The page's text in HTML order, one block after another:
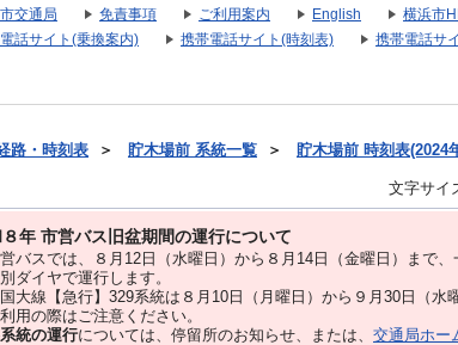
交通局 免責事項 ご利用案内 English 横浜市
話サイト(乗換案内)
携帯電話サイト(時刻表) 携帯電話サ
路・時刻表 ＞ 貯木場前 系統一覧 ＞ 貯木場前 時刻表(2024
文字サイ
年 市営バス旧盆期間の運行について
バスでは、８⽉12⽇（水曜日）から８⽉14⽇（金曜日）まで
ダイヤで運⾏します。
線【急行】329系統は８月10日（月曜日）から９月30日（水
用の際はご注意ください。
統の運行については、停留所のお知らせ、または、 交通局ホー